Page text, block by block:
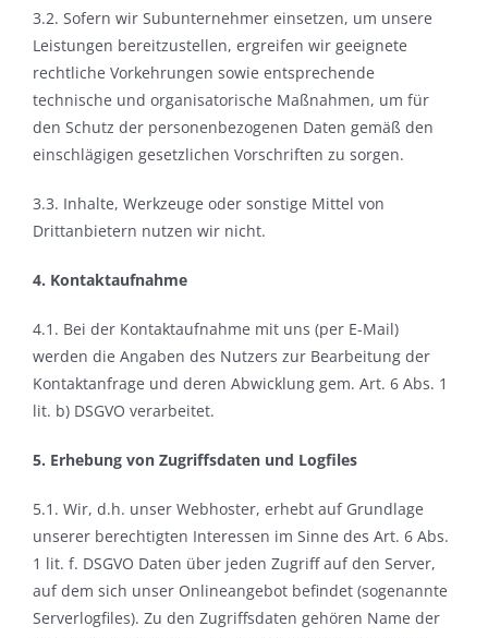
3.2. Sofern wir Subunternehmer einsetzen, um unsere
Leistungen bereitzustellen, ergreifen wir geeignete
rechtliche Vorkehrungen sowie entsprechende
technische und organisatorische Maßnahmen, um für
den Schutz der personenbezogenen Daten gemäß den
einschlägigen gesetzlichen Vorschriften zu sorgen.
3.3. Inhalte, Werkzeuge oder sonstige Mittel von
Drittanbietern nutzen wirnicht.
4. Kontaktaufnahme
4.1. Bei der Kontaktaufnahme mit uns (per E-Mail)
werden die Angaben des Nutzers zur Bearbeitung der
Kontaktanfrage und deren Abwicklung gem. Art. 6 Abs. 1
lit. b) DSGVO verarbeitet.
5. Erhebung von Zugriffsdaten und Logfiles
5.1. Wir, d.h. unser Webhoster, erhebt auf Grundlage
unserer berechtigten Interessen im Sinne des Art. 6 Abs.
1 lit. f. DSGVO Daten über jeden Zugriff auf den Server,
auf dem sich unser Onlineangebot befindet (sogenannte
Serverlogfiles). Zu den Zugriffsdaten gehören Name der